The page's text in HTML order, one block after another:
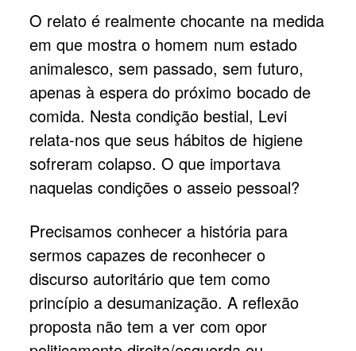
O relato é realmente chocante na medida
em que mostra o homem num estado
animalesco, sem passado, sem futuro,
apenas à espera do próximo bocado de
comida. Nesta condição bestial, Levi
relata-nos que seus hábitos de higiene
sofreram colapso. O que importava
naquelas condições o asseio pessoal?
Precisamos conhecer a história para
sermos capazes de reconhecer o
discurso autoritário que tem como
princípio a desumanização. A reflexão
proposta não tem a ver com opor